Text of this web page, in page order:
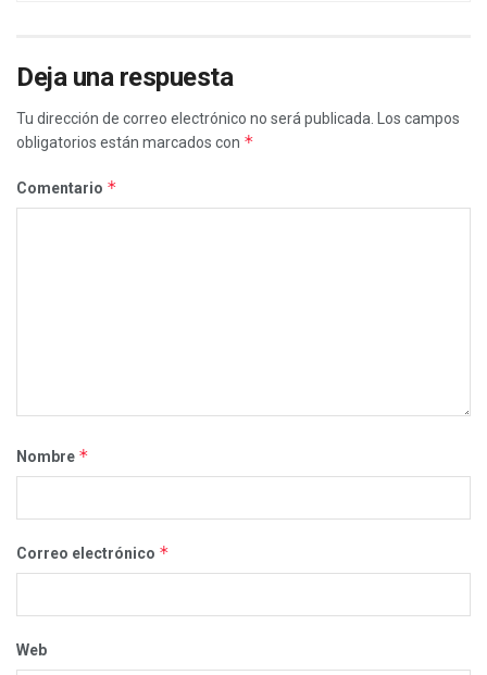
Deja una respuesta
Tu dirección de correo electrónico no será publicada.
Los campos
obligatorios están marcados con *
Comentario *
Nombre *
Correo electrónico *
Web